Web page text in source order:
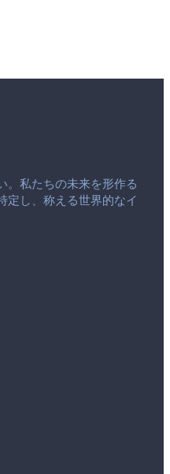
。私たちの未来を形作る
定し、称える世界的なイ